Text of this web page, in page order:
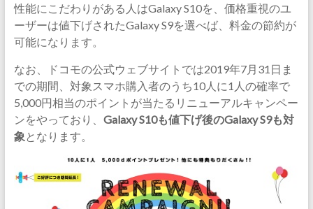
性能にこだわりがある人はGalaxy S10を、価格重視のユ
ーザーは値下げされたGalaxy S9を選べば、料金の節約が
可能になります。
なお、ドコモの公式ウェブサイトでは2019年7月31日ま
での期間、対象スマホ購入者のうち10人に1人の確率で
5,000円相当のポイントが当たるリニューアルキャンペー
ンをやっており、 Galaxy S10も値下げ後のGalaxy S9も対
象 となります。